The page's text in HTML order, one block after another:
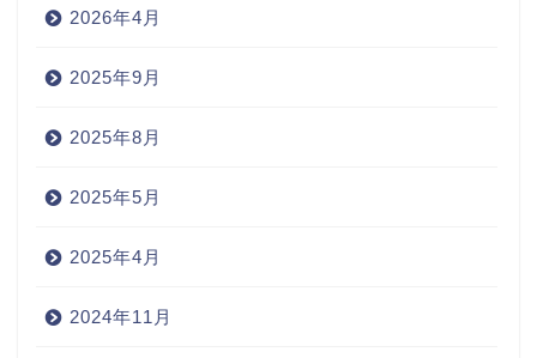
2026年4月
2025年9月
2025年8月
2025年5月
2025年4月
2024年11月